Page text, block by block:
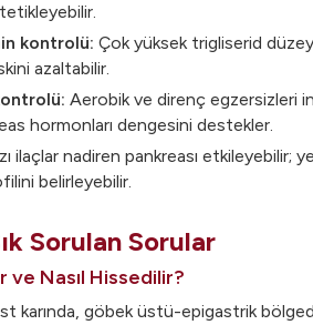
kontrolü: Çok yüksek trigliserid
azaltabilir.
Aerobik ve direnç egzersizleri
hormonları dengesini destekler.
ilaçlar nadiren pankreası etkileyebilir;
belirleyebilir.
Sorulan Sorular
ve Nasıl Hissedilir?
karında, göbek üstü-epigastrik